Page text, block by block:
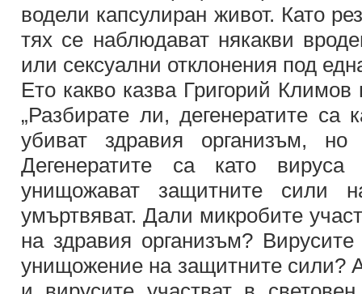
водели капсулиран живот. Като
тях се наблюдават някакви
или сексуални отклонения под
Ето какво казва Григорий
„Разбирате ли, дегенератите са
убиват здравия организъм,
Дегенератите са като
унищожават защитните сили
умъртвяват. Дали микробите
на здравия организъм?
унищожение на защитните сили?